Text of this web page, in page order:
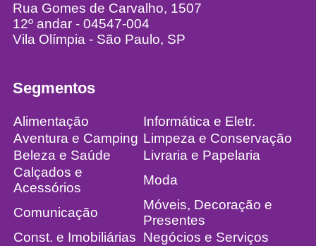
Rua Gomes de Carvalho, 1507
12º andar - 04547-004
Vila Olímpia - São Paulo, SP
Segmentos
Alimentação
Informática e Eletr.
Aventura e Camping Limpeza e Conservação
Beleza e Saúde
Livraria e Papelaria
Calçados e
Acessórios
Moda
Comunicação
Móveis, Decoração e
Presentes
Const. e Imobiliárias Negócios e Serviços